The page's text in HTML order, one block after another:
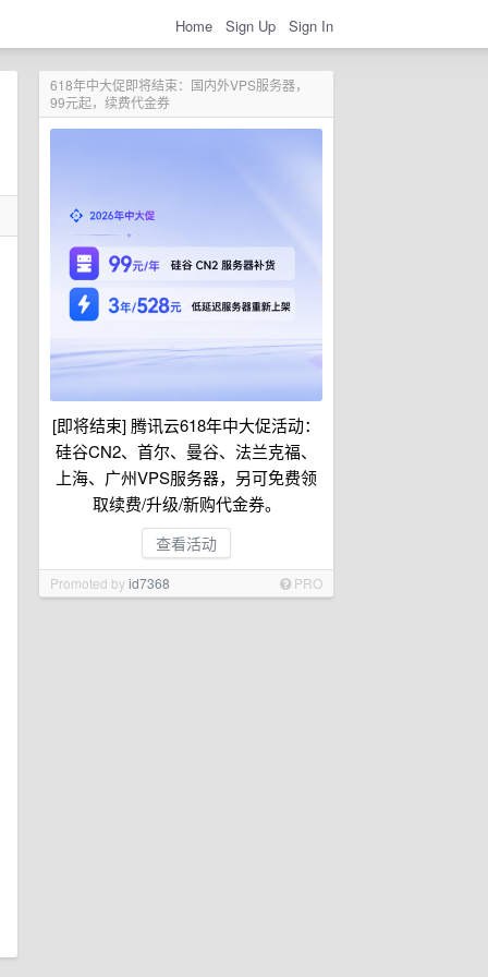
Home Sign Up Sign In
618年中大促即将结束：国内外VPS服务器，
99元起，续费代金券
[即将结束] 腾讯云618年中大促活动：
硅谷CN2、首尔、曼谷、法兰克福、
上海、广州VPS服务器，另可免费领
取续费/升级/新购代金券。
查看活动
Promoted byid7368 PRO